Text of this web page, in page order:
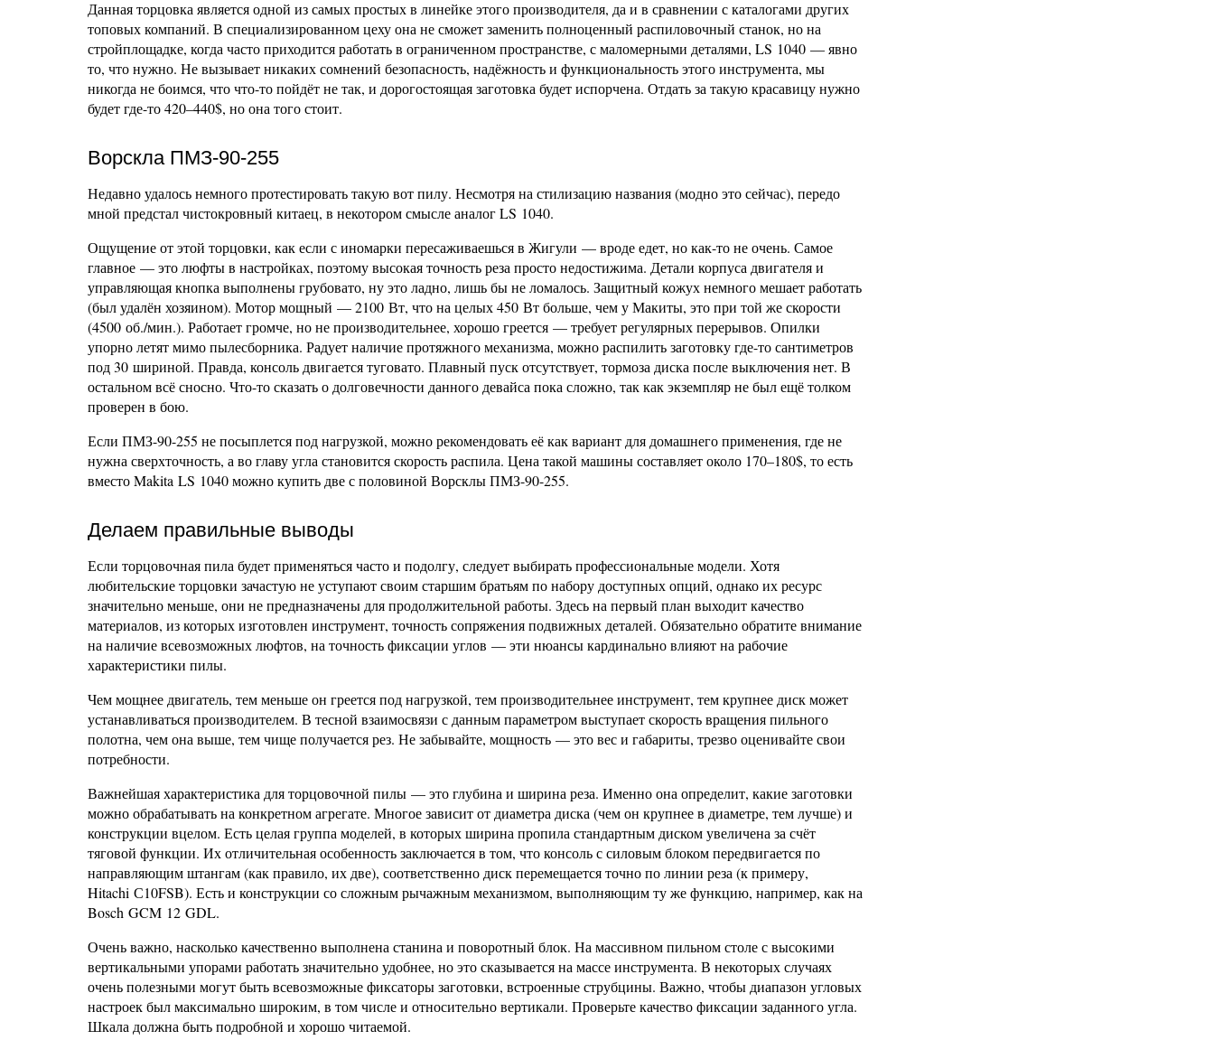
Данная торцовка является одной из самых простых в линейке этого производителя, да и в сравнении с каталогами других
топовых компаний. В специализированном цеху она не сможет заменить полноценный распиловочный станок, но на
стройплощадке, когда часто приходится работать в ограниченном пространстве, с маломерными деталями, LS 1040 — явно
то, что нужно. Не вызывает никаких сомнений безопасность, надёжность и функциональность этого инструмента, мы
никогда не боимся, что что-то пойдёт не так, и дорогостоящая заготовка будет испорчена. Отдать за такую красавицу нужно
будет где-то 420–440$, но она того стоит.
Ворскла ПМЗ-90-255
Недавно удалось немного протестировать такую вот пилу. Несмотря на стилизацию названия (модно это сейчас), передо
мной предстал чистокровный китаец, в некотором смысле аналог LS 1040.
Ощущение от этой торцовки, как если с иномарки пересаживаешься в Жигули — вроде едет, но как-то не очень. Самое
главное — это люфты в настройках, поэтому высокая точность реза просто недостижима. Детали корпуса двигателя и
управляющая кнопка выполнены грубовато, ну это ладно, лишь бы не ломалось. Защитный кожух немного мешает работать
(был удалён хозяином). Мотор мощный — 2100 Вт, что на целых 450 Вт больше, чем у Макиты, это при той же скорости
(4500 об./мин.). Работает громче, но не производительнее, хорошо греется — требует регулярных перерывов. Опилки
упорно летят мимо пылесборника. Радует наличие протяжного механизма, можно распилить заготовку где-то сантиметров
под 30 шириной. Правда, консоль двигается туговато. Плавный пуск отсутствует, тормоза диска после выключения нет. В
остальном всё сносно. Что-то сказать о долговечности данного девайса пока сложно, так как экземпляр не был ещё толком
проверен в бою.
Если ПМЗ-90-255 не посыплется под нагрузкой, можно рекомендовать её как вариант для домашнего применения, где не
нужна сверхточность, а во главу угла становится скорость распила. Цена такой машины составляет около 170–180$, то есть
вместо Makita LS 1040 можно купить две с половиной Ворсклы ПМЗ-90-255.
Делаем правильные выводы
Если торцовочная пила будет применяться часто и подолгу, следует выбирать профессиональные модели. Хотя
любительские торцовки зачастую не уступают своим старшим братьям по набору доступных опций, однако их ресурс
значительно меньше, они не предназначены для продолжительной работы. Здесь на первый план выходит качество
материалов, из которых изготовлен инструмент, точность сопряжения подвижных деталей. Обязательно обратите внимание
на наличие всевозможных люфтов, на точность фиксации углов — эти нюансы кардинально влияют на рабочие
характеристики пилы.
Чем мощнее двигатель, тем меньше он греется под нагрузкой, тем производительнее инструмент, тем крупнее диск может
устанавливаться производителем. В тесной взаимосвязи с данным параметром выступает скорость вращения пильного
полотна, чем она выше, тем чище получается рез. Не забывайте, мощность — это вес и габариты, трезво оценивайте свои
потребности.
Важнейшая характеристика для торцовочной пилы — это глубина и ширина реза. Именно она определит, какие заготовки
можно обрабатывать на конкретном агрегате. Многое зависит от диаметра диска (чем он крупнее в диаметре, тем лучше) и
конструкции вцелом. Есть целая группа моделей, в которых ширина пропила стандартным диском увеличена за счёт
тяговой функции. Их отличительная особенность заключается в том, что консоль с силовым блоком передвигается по
направляющим штангам (как правило, их две), соответственно диск перемещается точно по линии реза (к примеру,
Hitachi С10FSB). Есть и конструкции со сложным рычажным механизмом, выполняющим ту же функцию, например, как на
Bosch GCM 12 GDL.
Очень важно, насколько качественно выполнена станина и поворотный блок. На массивном пильном столе с высокими
вертикальными упорами работать значительно удобнее, но это сказывается на массе инструмента. В некоторых случаях
очень полезными могут быть всевозможные фиксаторы заготовки, встроенные струбцины. Важно, чтобы диапазон угловых
настроек был максимально широким, в том числе и относительно вертикали. Проверьте качество фиксации заданного угла.
Шкала должна быть подробной и хорошо читаемой.